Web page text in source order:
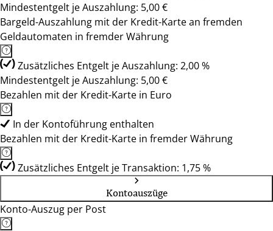
Mindestentgelt je Auszahlung: 5,00 €
Bargeld-Auszahlung mit der Kredit-Karte an fremden
Geldautomaten in fremder Währung
Zusätzliches Entgelt je Auszahlung: 2,00 %
Mindestentgelt je Auszahlung: 5,00 €
Bezahlen mit der Kredit-Karte in Euro
In der Kontoführung enthalten
Bezahlen mit der Kredit-Karte in fremder Währung
Zusätzliches Entgelt je Transaktion: 1,75 %
Kontoauszüge
Konto-Auszug per Post